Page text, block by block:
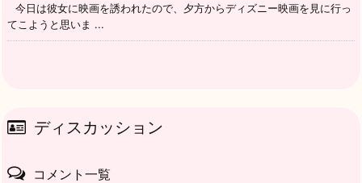
今日は彼女に映画を誘われたので、夕方からディズニー映画を見に行っ
てこようと思いま ...
ディスカッション
コメント一覧